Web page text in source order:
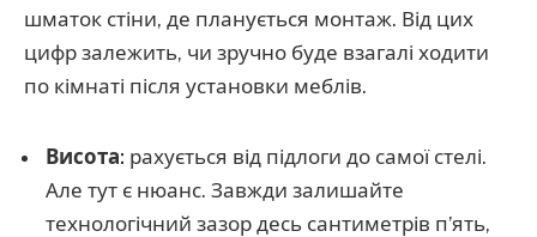
шматок стіни, де планується монтаж. Від цих
цифр залежить, чи зручно буде взагалі ходити
по кімнаті після установки меблів.
Висота: рахується від підлоги до самої стелі.
Але тут є нюанс. Завжди залишайте
технологічний зазор десь сантиметрів п’ять,